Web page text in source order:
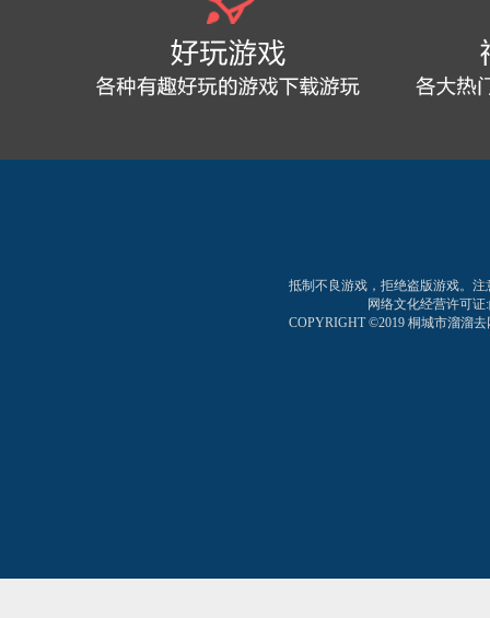
抵制不良游戏，拒绝盗版游戏。
网络文化经营许可证
COPYRIGHT ©2019 桐城市溜溜